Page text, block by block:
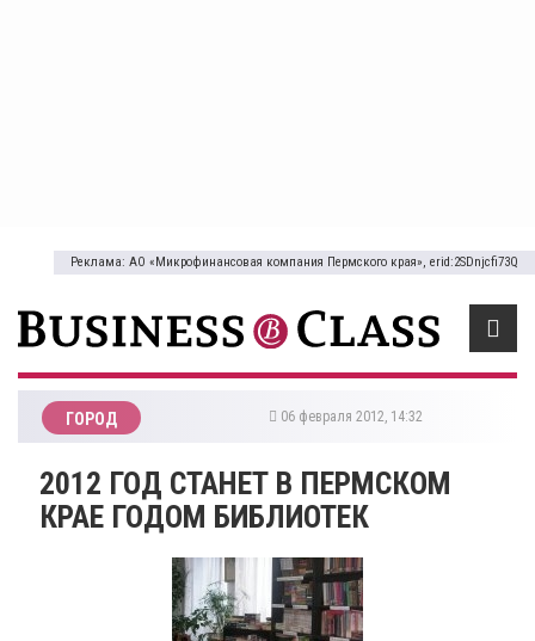
Реклама: АО «Микрофинансовая компания Пермского края», erid:2SDnjcfi73Q
ГОРОД 06 февраля 2012, 14:32
2012 ГОД СТАНЕТ В ПЕРМСКОМ
КРАЕ ГОДОМ БИБЛИОТЕК